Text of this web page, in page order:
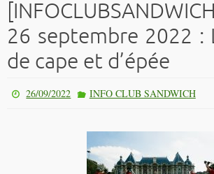
26 septembre 2022 :
de cape et d’épée
26/09/2022 INFO CLUB SANDWICH